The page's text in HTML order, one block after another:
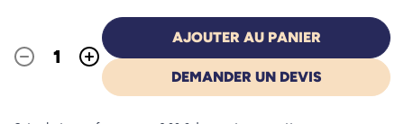
Quantité
- +
AJOUTER AU PANIER
DEMANDER UN DEVIS